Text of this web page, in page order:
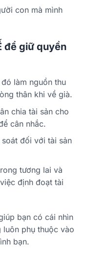
con mà mình
để giữ quyền
làm nguồn thu
thân khi về già.
chia tài sản cho
cân nhắc.
đối với tài sản
tương lai và
định đoạt tài
bạn có cái nhìn
luôn phụ thuộc vào
bạn.